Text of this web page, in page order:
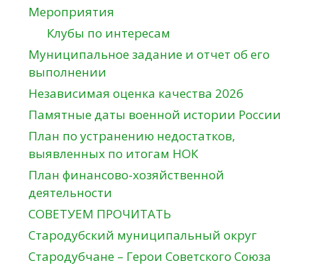
Мероприятия
Клубы по интересам
Муниципальное задание и отчет об его
выполнении
Независимая оценка качества 2026
Памятные даты военной истории России
План по устранению недостатков,
выявленных по итогам НОК
План финансово-хозяйственной
деятельности
СОВЕТУЕМ ПРОЧИТАТЬ
Стародубский муниципальный округ
Стародубчане – Герои Советского Союза